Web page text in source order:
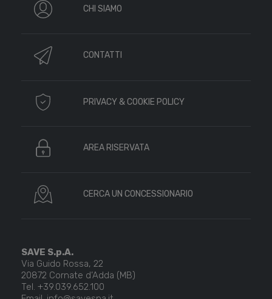
CHI SIAMO
CONTATTI
PRIVACY & COOKIE POLICY
AREA RISERVATA
CERCA UN CONCESSIONARIO
SAVE S.p.A.
Via Guido Rossa, 22
20872 Cornate d’Adda (MB)
Tel. +39.039.652.100